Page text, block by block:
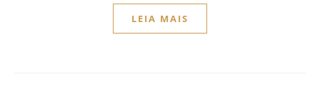
LEIA MAIS